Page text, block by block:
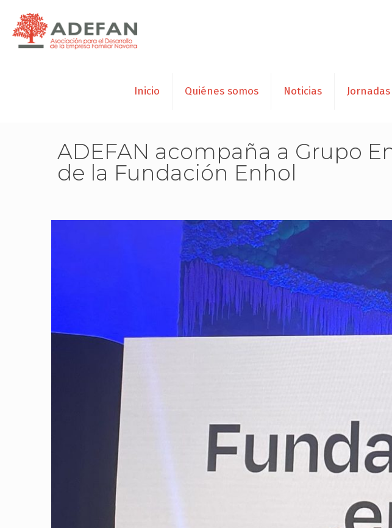
Inicio Quiénes somos Noticias
ADEFAN acompaña a Grupo
de la Fundación Enhol